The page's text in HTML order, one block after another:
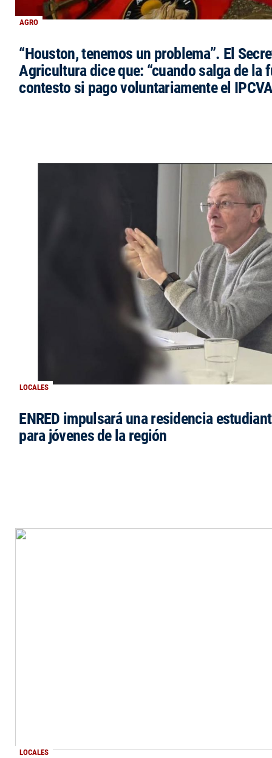
AGRO
“Houston, tenemos un problema”. El
Agricultura dice que: “cuando salga de la
contesto si pago voluntariamente el
LOCALES
ENRED impulsará una residencia
para jóvenes de la región
LOCALES